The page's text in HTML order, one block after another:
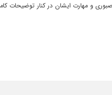
و مهارت ایشان در کنار